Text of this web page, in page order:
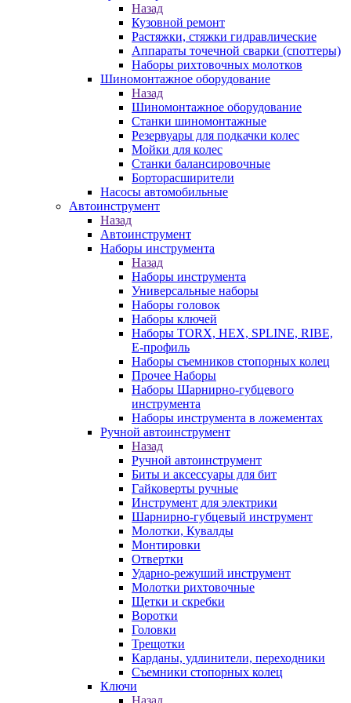
Назад
Кузовной ремонт
Растяжки, стяжки гидравлические
Аппараты точечной сварки (споттеры)
Наборы рихтовочных молотков
Шиномонтажное оборудование
Назад
Шиномонтажное оборудование
Станки шиномонтажные
Резервуары для подкачки колес
Мойки для колес
Станки балансировочные
Борторасширители
Насосы автомобильные
Автоинструмент
Назад
Автоинструмент
Наборы инструмента
Назад
Наборы инструмента
Универсальные наборы
Наборы головок
Наборы ключей
Наборы TORX, HEX, SPLINE, RIBE,
E-профиль
Наборы съемников стопорных колец
Прочее Наборы
Наборы Шарнирно-губцевого
инструмента
Наборы инструмента в ложементах
Ручной автоинструмент
Назад
Ручной автоинструмент
Биты и аксессуары для бит
Гайковерты ручные
Инструмент для электрики
Шарнирно-губцевый инструмент
Молотки, Кувалды
Монтировки
Отвертки
Ударно-режуший инструмент
Молотки рихтовочные
Щетки и скребки
Воротки
Головки
Трещотки
Карданы, удлинители, переходники
Съемники стопорных колец
Ключи
Назад